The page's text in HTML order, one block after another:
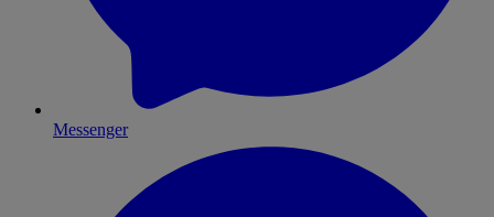
Messenger